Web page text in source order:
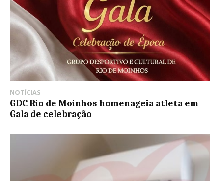
NOTÍCIAS
GDC Rio de Moinhos homenageia atleta em
Gala de celebração